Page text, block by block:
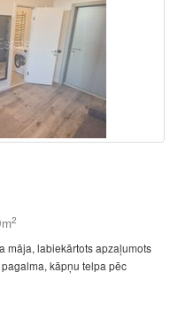
2
māja, labiekārtots apzaļumots
kāpņu telpa pēc